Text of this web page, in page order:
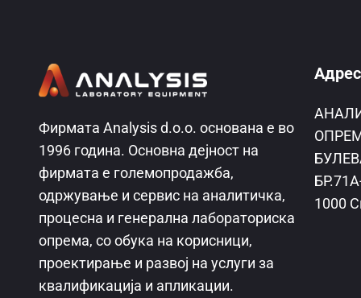
Фирмата Analysis d.o.o. основана е во
1996 година. Основна дејност на
фирмата е големопродажба,
одржување и сервис на аналитичка,
процесна и генерална лабораториска
опрема, со обука на корисници,
проектирање и развој на услуги за
квалификација и апликации.
1000